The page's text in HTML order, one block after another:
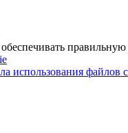
правильную
использования файлов